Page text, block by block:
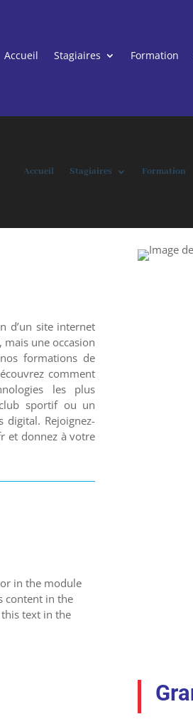
Accueil Stagiaires Formation
Accueil Stagiaires Formation
d’un site internet
une occasion
formations de
comment
les plus
sportif ou un
digital. Rejoignez-
et donnez à votre
in the module
content in the
this text in the